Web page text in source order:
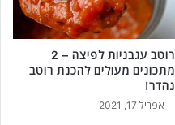
רוטב עגבניות לפיצה – 2
מתכונים מעולים להכנת רוטב
נהדר!
אפריל 17, 2021